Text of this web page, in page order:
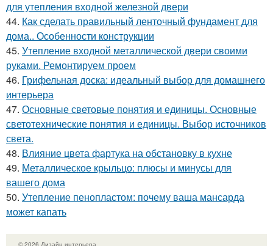
для утепления входной железной двери
44. Как сделать правильный ленточный фундамент для
дома.. Особенности конструкции
45. Утепление входной металлической двери своими
руками. Ремонтируем проем
46. Грифельная доска: идеальный выбор для домашнего
интерьера
47. Основные световые понятия и единицы. Основные
светотехнические понятия и единицы. Выбор источников
света.
48. Влияние цвета фартука на обстановку в кухне
49. Металлическое крыльцо: плюсы и минусы для
вашего дома
50. Утепление пенопластом: почему ваша мансарда
может капать
© 2026 Дизайн интерьера